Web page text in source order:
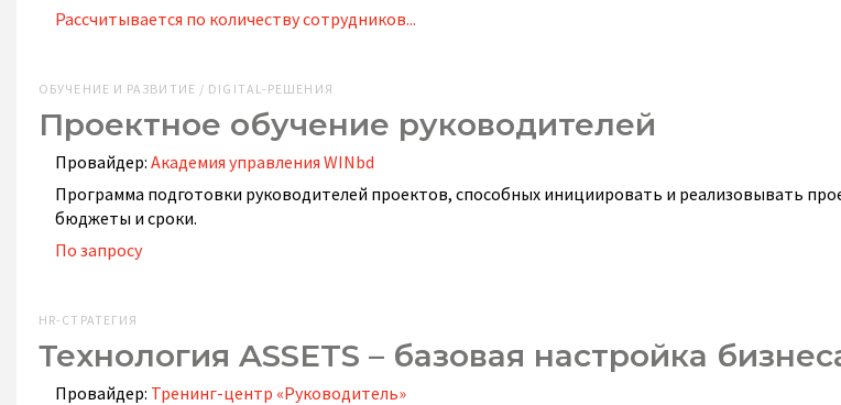
Рассчитывается по количеству сотрудников...
ОБУЧЕНИЕ И РАЗВИТИЕ / DIGITAL-РЕШЕНИЯ
Проектное обучение руководителей
Провайдер: Академия управления WINbd
Программа подготовки руководителей проектов, способных инициировать и реализовывать
бюджеты и сроки.
По запросу
HR-СТРАТЕГИЯ
Технология ASSETS – базовая настройка
Провайдер: Тренинг-центр «Руководитель»